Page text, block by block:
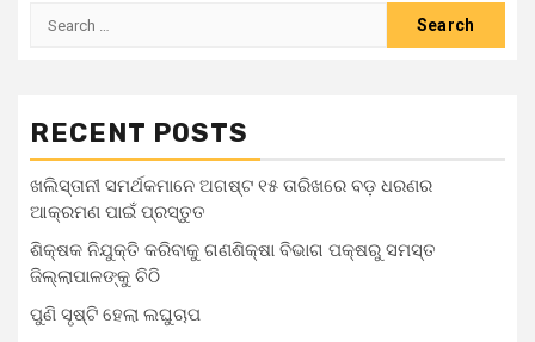
RECENT POSTS
ଖଲିସ୍ତାନୀ ସମର୍ଥକମାନେ ଅଗଷ୍ଟ ୧୫ ତାରିଖରେ ବଡ଼ ଧରଣର
ଆକ୍ରମଣ ପାଇଁ ପ୍ରସ୍ତୁତ
ଶିକ୍ଷକ ନିଯୁକ୍ତି କରିବାକୁ ଗଣଶିକ୍ଷା ବିଭାଗ ପକ୍ଷରୁ ସମସ୍ତ
ଜିଲ୍ଲାପାଳଙ୍କୁ ଚିଠି
ପୁଣି ସୃଷ୍ଟି ହେଲା ଲଘୁଚାପ